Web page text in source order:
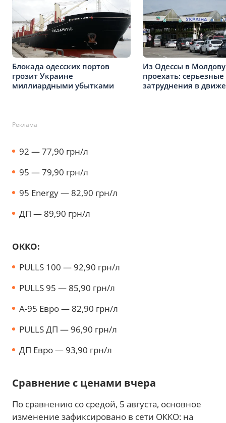
Блокада одесских портов
грозит Украине
миллиардными убытками
Из Одессы в
проехать: серьезные
затруднения в
Реклама
92 — 77,90 грн/л
95 — 79,90 грн/л
95 Energy — 82,90 грн/л
ДП — 89,90 грн/л
ОККО:
PULLS 100 — 92,90 грн/л
PULLS 95 — 85,90 грн/л
A-95 Евро — 82,90 грн/л
PULLS ДП — 96,90 грн/л
ДП Евро — 93,90 грн/л
Сравнение с ценами вчера
По сравнению со средой, 5 августа, основное
изменение зафиксировано в сети ОККО: на